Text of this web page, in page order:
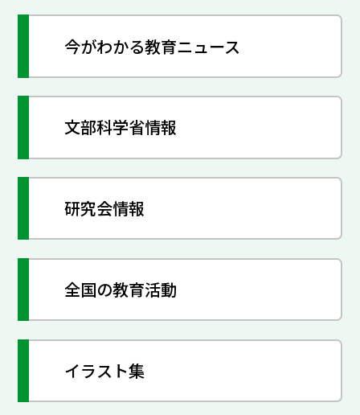
今がわかる教育ニュース
文部科学省情報
研究会情報
全国の教育活動
イラスト集